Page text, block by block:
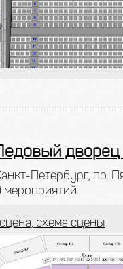
Петербург, пр.
мероприятий
схема сцены